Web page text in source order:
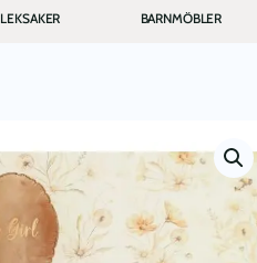
LEKSAKER BARNMÖBLER